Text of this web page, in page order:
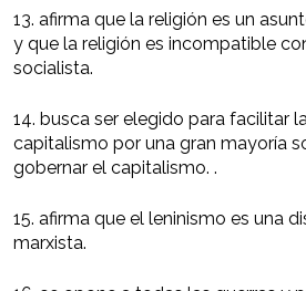
13. afirma que la religión es un
y que la religión es incompatible
socialista.
14. busca ser elegido para facilitar
capitalismo por una gran mayoría
gobernar el capitalismo. .
15. afirma que el leninismo es una
marxista.